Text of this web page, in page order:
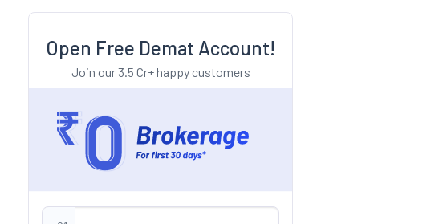
Open Free Demat Account!
Join our 3.5 Cr+ happy customers